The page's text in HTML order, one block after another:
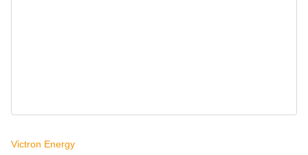
Victron Energy